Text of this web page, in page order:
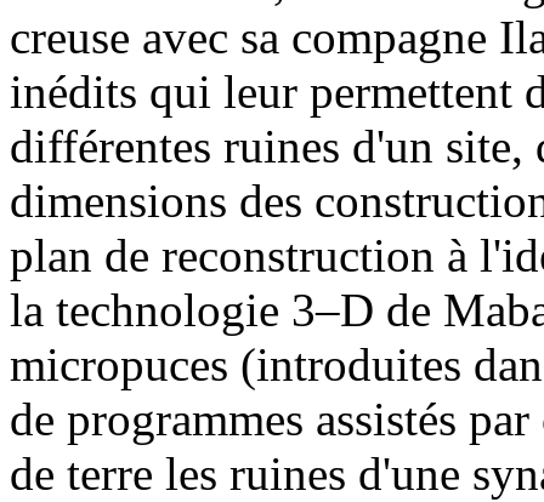
creuse avec sa compagne
inédits qui leur permettent
différentes ruines d'un
dimensions des
plan de reconstruction à
la technologie 3–D de
micropuces (introduites
de programmes assistés
de terre les ruines d'une